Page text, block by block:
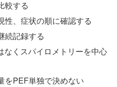
較する
性、症状の順に確認する
続記録する
なくスパイロメトリーを中心
をPEF単独で決めない